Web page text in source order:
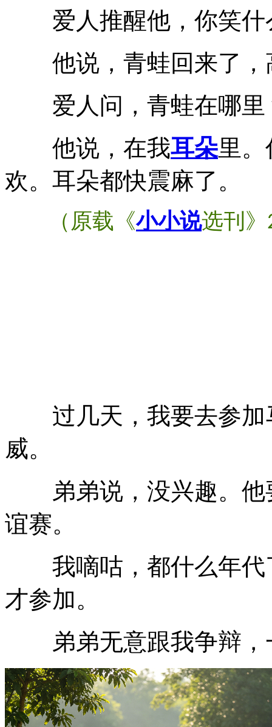
爱人推醒他，你笑什
他说，青蛙回来了，
爱人问，青蛙在哪里
他说，在我耳朵里
欢。耳朵都快震麻了。
（原载《小小说选刊》
过几天，我要去参加
威。
弟弟说，没兴趣。他
谊赛。
我嘀咕，都什么年代
才参加。
弟弟无意跟我争辩，